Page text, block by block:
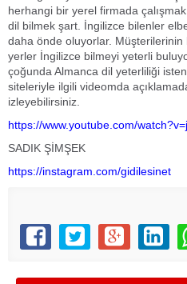
herhangi bir yerel firmada
dil bilmek şart. İngilizce bilenler
daha önde oluyorlar.
yerler İngilizce bilmeyi yeterli
çoğunda Almanca dil yeterliliği
siteleriyle ilgili videomda
izleyebilirsiniz.
https://www.youtube.com/
SADIK ŞİMŞEK
https://instagram.com/gidilesinet